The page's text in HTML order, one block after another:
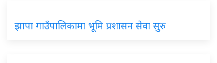
झापा गाउँपालिकामा भूमि प्रशासन सेवा सुरु